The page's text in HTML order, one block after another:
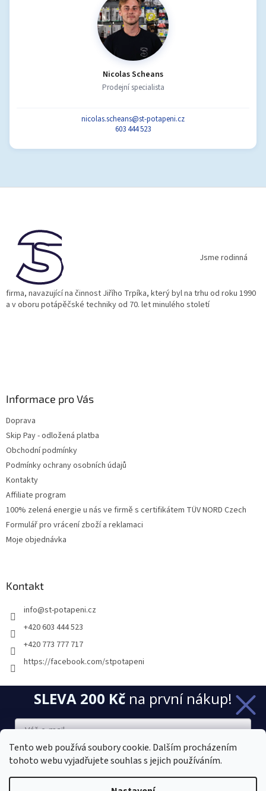
Tento web používá soubory cookie. Dalším procházením
tohoto webu vyjadřujete souhlas s jejich používáním.
Nicolas Scheans
Prodejní specialista
nicolas.scheans@st-potapeni.cz
603 444 523
Jsme rodinná
firma, navazující na činnost Jiřího Trpíka, který byl na trhu od roku 1990
a v oboru potápěčské techniky od 70. let minulého století
Informace pro Vás
Doprava
Skip Pay - odložená platba
Obchodní podmínky
Podmínky ochrany osobních údajů
Kontakty
Affiliate program
100% zelená energie u nás ve firmě s certifikátem TÜV NORD Czech
Formulář pro vrácení zboží a reklamaci
Moje objednávka
Kontakt
info@st-potapeni.cz
+420 603 444 523
+420 773 777 717
https://facebook.com/stpotapeni
Přijímáme online platby
SLEVA 200 Kč na první nákup!
Chci novinky a slevu
Sleva platí při nákupu nad 2000 Kč. Vaše e-mailová adresa je u